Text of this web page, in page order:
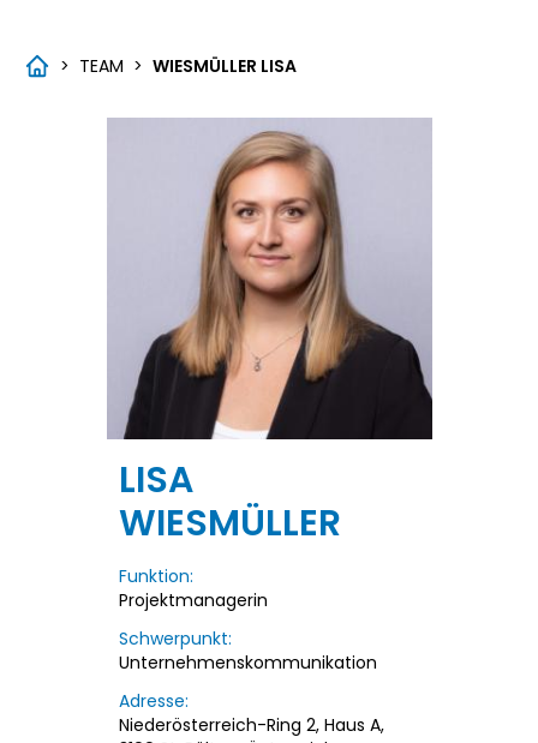
> TEAM > WIESMÜLLER LISA
LISA
WIESMÜLLER
Funktion:
Projektmanagerin
Schwerpunkt:
Unternehmenskommunikation
Adresse:
Niederösterreich-Ring 2, Haus A,